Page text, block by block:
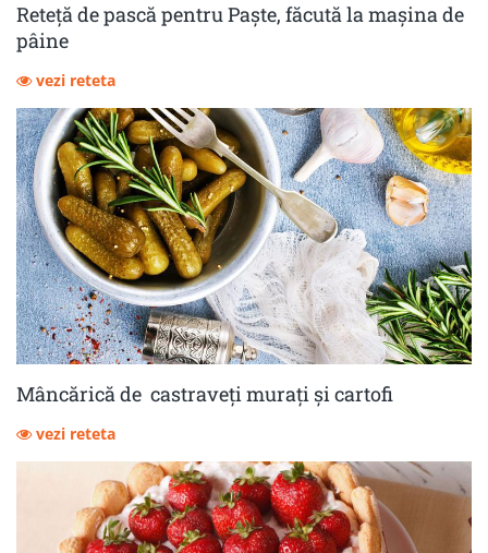
Reteță de pască pentru Paște, făcută la mașina de
pâine
vezi reteta
Mâncărică de castraveţi muraţi şi cartofi
vezi reteta